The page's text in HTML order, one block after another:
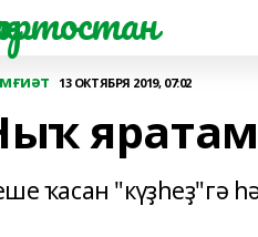
13 ОКТЯБРЯ 2019, 07:02
ҡасан "күҙһеҙ"гә